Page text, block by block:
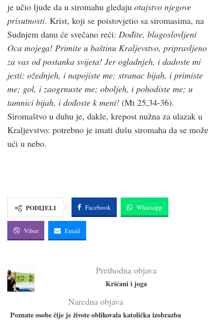
je učio ljude da u siromahu gledaju otajstvo njegove
prisutnosti. Krist, koji se poistovjetio sa siromasima, na
Sudnjem danu će svečano reći: Dođite, blagoslovljeni
Oca mojega! Primite u baštinu Kraljevstvo, pripravljeno
za vas od postanka svijeta! Jer ogladnjeh, i dadoste mi
jesti; ožednjeh, i napojiste me; stranac bijah, i primiste
me; gol, i zaogrnuste me; oboljeh, i pohodiste me; u
tamnici bijah, i dođoste k meni! (Mt 25,34-36).
Siromaštvo u duhu je, dakle, krepost nužna za ulazak u
Kraljevstvo: potrebno je imati dušu siromaha da se može
ući u nebo.
PODIJELI Facebook Whatsapp
Viber Email
Prethodna objava
Kršćani i joga
Naredna objava
Poznate osobe čije je živote oblikovala katolička izobrazba